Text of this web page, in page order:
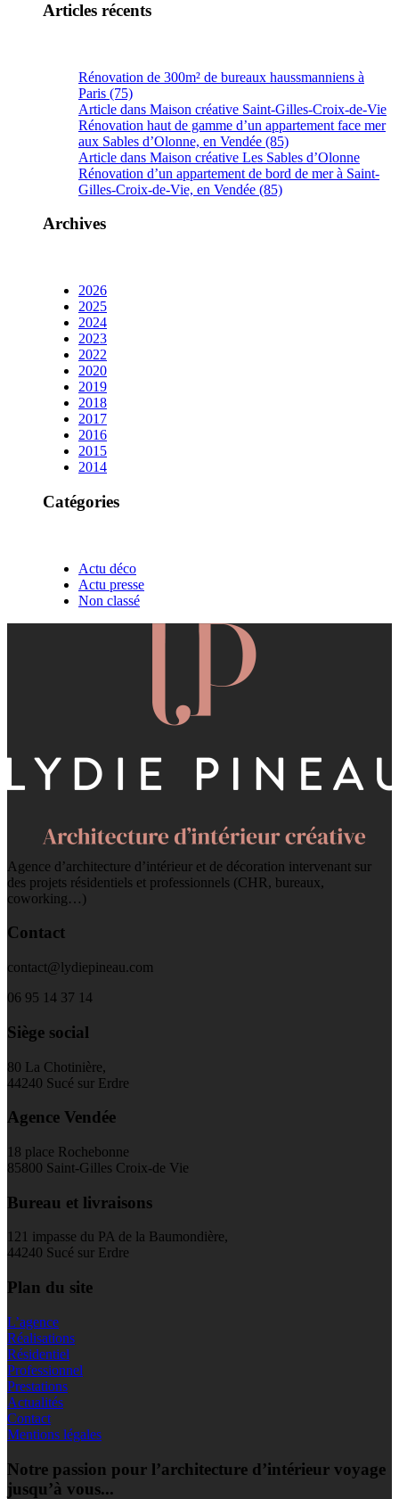
Articles récents
Rénovation de 300m² de bureaux haussmanniens à
Paris (75)
Article dans Maison créative Saint-Gilles-Croix-de-Vie
Rénovation haut de gamme d’un appartement face mer
aux Sables d’Olonne, en Vendée (85)
Article dans Maison créative Les Sables d’Olonne
Rénovation d’un appartement de bord de mer à Saint-
Gilles-Croix-de-Vie, en Vendée (85)
Archives
2026
2025
2024
2023
2022
2020
2019
2018
2017
2016
2015
2014
Catégories
Actu déco
Actu presse
Non classé
Agence d’architecture d’intérieur et de décoration intervenant sur
des projets résidentiels et professionnels (CHR, bureaux,
coworking…)
Contact
contact@lydiepineau.com
06 95 14 37 14
Siège social
80 La Chotinière,
44240 Sucé sur Erdre
Agence Vendée
18 place Rochebonne
85800 Saint-Gilles Croix-de Vie
Bureau et livraisons
121 impasse du PA de la Baumondière,
44240 Sucé sur Erdre
Plan du site
L’agence
Réalisations
Résidentiel
Professionnel
Prestations
Actualités
Contact
Mentions légales
Notre passion pour l’architecture d’intérieur voyage
jusqu’à vous...